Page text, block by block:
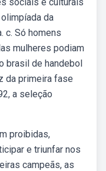
da
c. Só homens
mulheres podiam
brasil de handebol
da primeira fase
a seleção
proibidas,
e triunfar nos
campeãs, as